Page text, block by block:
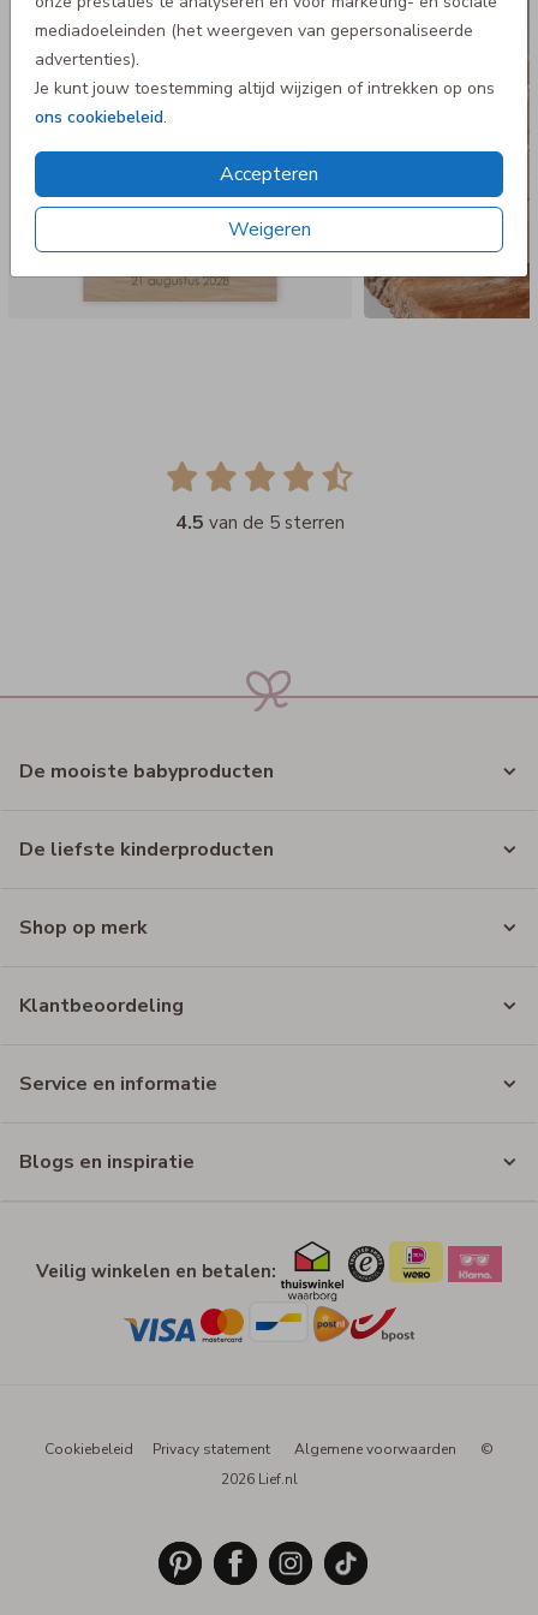
mediadoeleinden (het weergeven van gepersonaliseerde
advertenties).
Je kunt jouw toestemming altijd wijzigen of intrekken op ons
ons cookiebeleid.
Accepteren
Weigeren
4.5 van de 5 sterren
De mooiste babyproducten
De liefste kinderproducten
Shop op merk
Klantbeoordeling
Service en informatie
Blogs en inspiratie
Veilig winkelen en betalen:
Cookiebeleid Privacy statement Algemene voorwaarden
©
2026 Lief.nl